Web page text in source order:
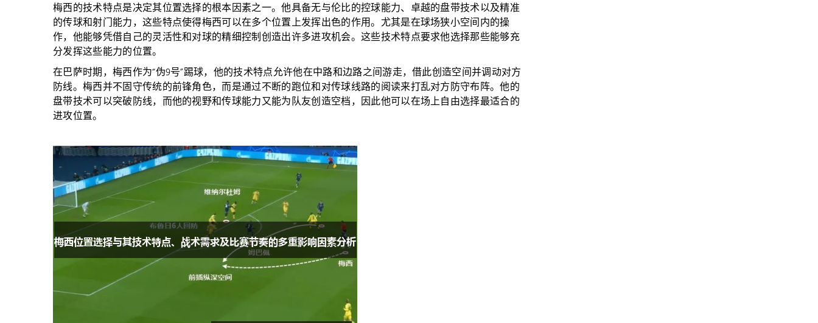
梅西的技术特点是决定其位置选择的根本因素之一。他具备无与伦比的控球能力、卓越的盘带技术以及精准
的传球和射门能力，这些特点使得梅西可以在多个位置上发挥出色的作用。尤其是在球场狭小空间内的操
作，他能够凭借自己的灵活性和对球的精细控制创造出许多进攻机会。这些技术特点要求他选择那些能够充
分发挥这些能力的位置。
在巴萨时期，梅西作为“伪9号”踢球，他的技术特点允许他在中路和边路之间游走，借此创造空间并调动对方
防线。梅西并不固守传统的前锋角色，而是通过不断的跑位和对传球线路的阅读来打乱对方防守布阵。他的
盘带技术可以突破防线，而他的视野和传球能力又能为队友创造空档，因此他可以在场上自由选择最适合的
进攻位置。